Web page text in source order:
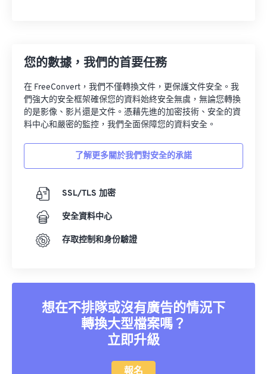
您的數據，我們的首要任務
在 FreeConvert，我們不僅轉換文件，更保護文件安全。我
們強大的安全框架確保您的資料始終安全無虞，無論您轉換
的是影像、影片還是文件。憑藉先進的加密技術、安全的資
料中心和嚴密的監控，我們全面保障您的資料安全。
了解更多關於我們對安全的承諾
SSL/TLS 加密
安全資料中心
存取控制和身份驗證
想在不排隊或沒有廣告的情況下
轉換大型檔案嗎？
立即升級
報名